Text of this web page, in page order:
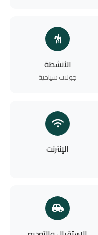
الأنشطة
جولات سياحية
الإنترنت